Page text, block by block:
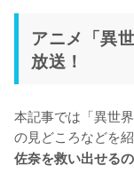
アニメ「異
放送！
本記事では「異世
の見どころなどを
佐奈を救い出せる